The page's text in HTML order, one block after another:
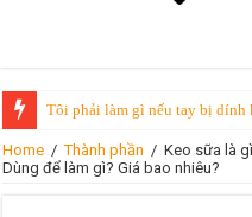
Keo Loctite là gì? Có những
Home / Thành phần / Keo sữa là
Dùng để làm gì? Giá bao nhiêu?